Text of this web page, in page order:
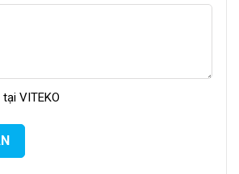
30-60s.
túi thực phẩm trong khoảng thời
nêu trên có thể thấy rằng, P280 là
VITEKO